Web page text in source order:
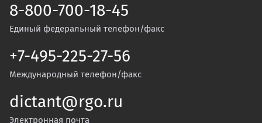
8-800-700-18-45
Единый федеральный телефон/факс
+7-495-225-27-56
Международный телефон/факс
dictant@rgo.ru
Электронная почта